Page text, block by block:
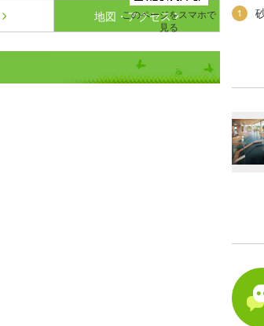
このページをスマホで
見る
地図・アクセス 1